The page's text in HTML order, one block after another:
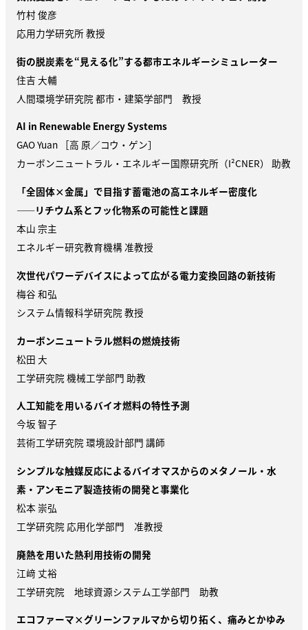
竹村 俊彦
応用力学研究所 教授
街の脱炭素を“見える化”する都市エネルギーシミュレーター
住吉 大輔
人間環境学研究院 都市・建築学部門 教授
AI in Renewable Energy Systems
GAO Yuan ［高 原／コウ・ゲン］
カーボンニュートラル・エネルギー国際研究所（I²CNER） 助教
「全固体×金属」で目指す蓄電池の高エネルギー密度化
——リチウム系とフッ化物系の可能性と課題
本山 宗主
エネルギー研究教育機構 准教授
次世代パワーデバイスによって広がる電力変換回路の新技術
梅谷 和弘
システム情報科学研究院 教授
カーボンニュートラル燃料の燃焼技術
松田 大
工学研究院 機械工学部門 助教
人工知能を用いるバイオ燃料の特性予測
今坂 智子
芸術工学研究院 環境設計部門 講師
シンプルな触媒反応によるバイオマスからのメタノール・水
素・アンモニア製造技術の開発と事業化
松本 崇弘
工学研究院 応用化学部門 准教授
廃熱を用いた熱利用技術の開発
江﨑 丈裕
工学研究院 地球資源システム工学部門 助教
エコファーマ×グリーンファルマから切り拓く、痛みとかゆみ